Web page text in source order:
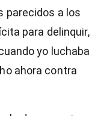
parecidos a los
para delinquir,
yo luchaba
ahora contra